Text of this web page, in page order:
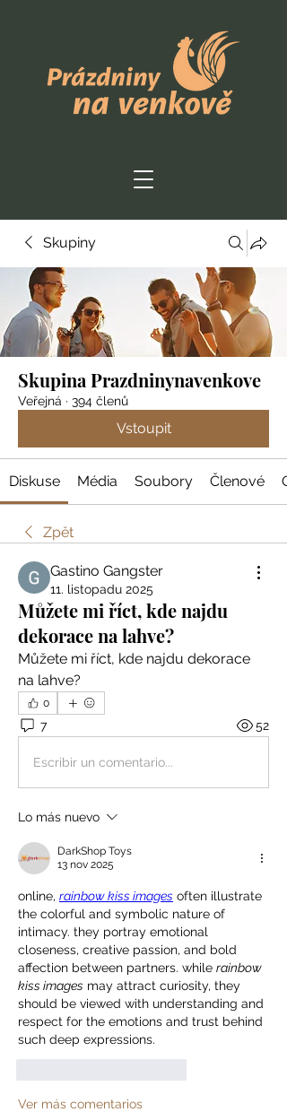
Skupiny
Skupina Prazdninynavenkove
Veřejná · 394 členů
Vstoupit
Diskuse Média Soubory Členové
Zpět
Gastino Gangster
11. listopadu 2025
Můžete mi říct, kde najdu
dekorace na lahve?
Můžete mi říct, kde najdu dekorace
na lahve?
0
7 52
Escribir un comentario...
Lo más nuevo
DarkShop Toys
13 nov 2025
online, rainbow kiss images often illustrate
the colorful and symbolic nature of
intimacy. they portray emotional
closeness, creative passion, and bold
affection between partners. while rainbow
kiss images may attract curiosity, they
should be viewed with understanding and
respect for the emotions and trust behind
such deep expressions.
Ver más comentarios